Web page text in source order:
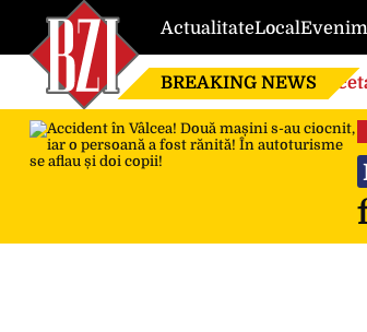
ActualitateLocal
BREAKING NEWS
din